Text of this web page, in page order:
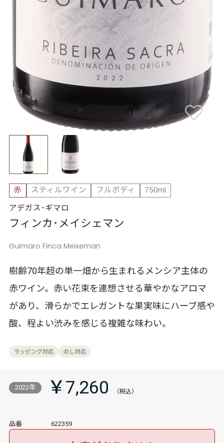
赤 スティルワイン フルボディ
750ml
アデガス･ギマロ
フィンカ･メイシェマン
Guimaro Finca Meixeman
樹齢70年超の単一畑から生まれるメンシア主体の
赤ワイン。赤い花束を連想させる華やかなアロマ
があり、滑らかでエレガントな果実味にハーブ感や
酸、程よい渋みを感じる複雑な味わい。
2022年 ￥7,260
品番 622359